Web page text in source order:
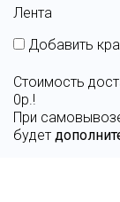
Лента
Добавить
Стоимость
0р.!
При
будет